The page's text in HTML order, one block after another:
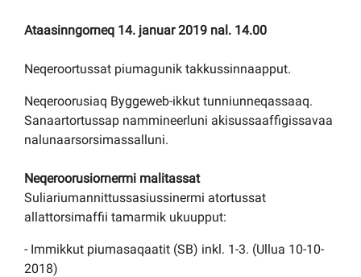
Ataasinngorneq 14. januar 2019 nal. 14.00
Neqeroortussat piumagunik takkussinnaapput.
Neqeroorusiaq Byggeweb-ikkut tunniunneqassaaq.
Sanaartortussap nammineerluni akisussaaffigissavaa
nalunaarsorsimassalluni.
Neqeroorusiornermi malitassat
Suliariumannittussasiussinermi atortussat
allattorsimaffii tamarmik ukuupput:
- Immikkut piumasaqaatit (SB) inkl. 1-3. (Ullua 10-10-
2018)